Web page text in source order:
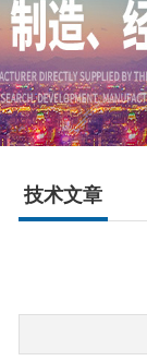
技术文章